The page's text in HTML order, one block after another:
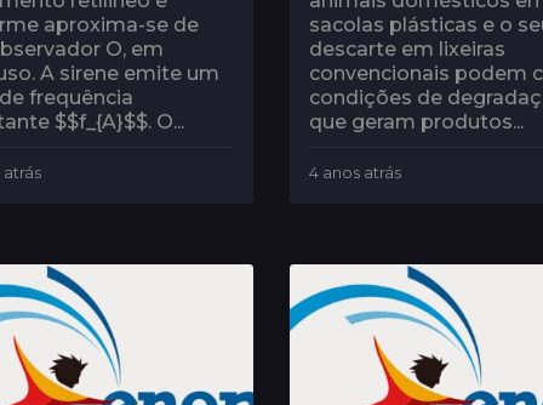
aproxima-se de
O, em
A sirene emite um
frequência
$$f_{A}$$. O...
atrás4
s
a
t
s
sacolas plásticas e o
descarte em lixeiras
convencionais podem
condições de
que geram produtos...
4 anos atrás
s
a
t
s